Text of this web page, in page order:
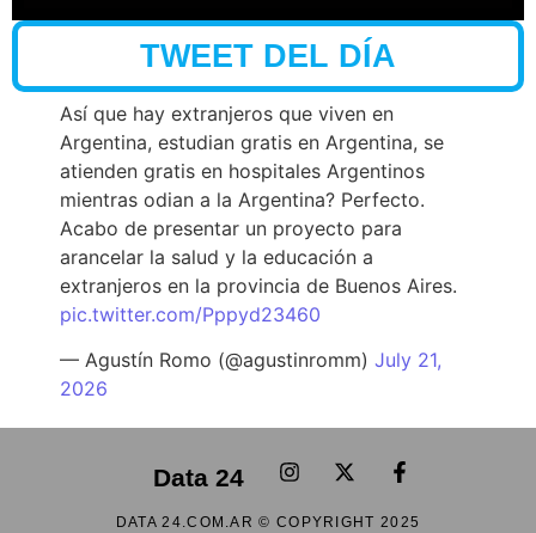
TWEET DEL DÍA
Así que hay extranjeros que viven en
Argentina, estudian gratis en Argentina, se
atienden gratis en hospitales Argentinos
mientras odian a la Argentina? Perfecto.
Acabo de presentar un proyecto para
arancelar la salud y la educación a
extranjeros en la provincia de Buenos Aires.
pic.twitter.com/Pppyd23460
— Agustín Romo (@agustinromm) July 21,
2026
Data 24
DATA 24.COM.AR © COPYRIGHT 2025